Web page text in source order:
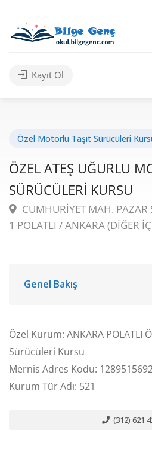
Kayıt Ol
Özel Motorlu Taşıt Sürücüleri
ÖZEL ATEŞ UĞURLU
SÜRÜCÜLERİ KURSU
CUMHURİYET MAH. PAZAR
1 POLATLI / ANKARA (DİĞER
Genel Bakış
Özel Kurum: ANKARA POLATLI
Sürücüleri Kursu
Mernis Adres Kodu:
Kurum Tür Adı: 521
(312) 621